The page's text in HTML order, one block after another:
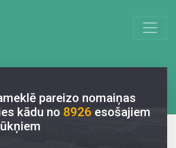
pareizo nomaiņas
kādu no 8926 esošajiem